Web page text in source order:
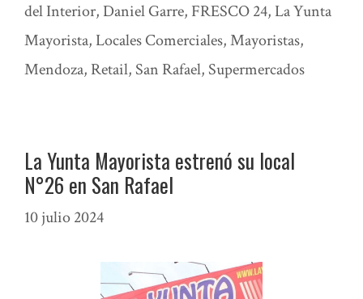
del Interior,Daniel Garre, FRESCO 24,La Yunta
Mayorista,Locales Comerciales,Mayoristas,
Mendoza, Retail, San Rafael, Supermercados
La Yunta Mayorista estrenó su local
N°26 en San Rafael
10 julio 2024